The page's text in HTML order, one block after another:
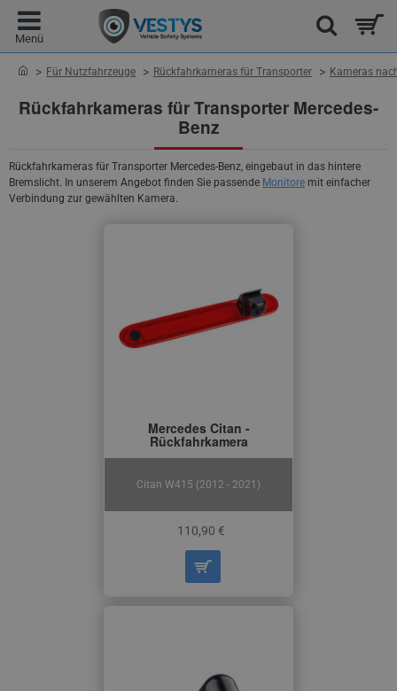
Rückfahrkameras für Transporter Mercedes-
Benz
homeFür Nutzfahrzeuge Rückfahrkameras für Transporter Kameras
Rückfahrkameras für Transporter Mercedes-Benz, eingebaut in das hintere
Bremslicht. In unserem Angebot finden Sie passende Monitore mit einfacher
Verbindung zur gewählten Kamera.
Citan W415 (2012 - 2021)
Mercedes Citan -
Rückfahrkamera
110,90 €